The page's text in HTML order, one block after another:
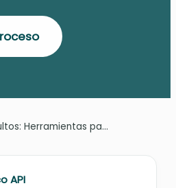
Herramientas pa...
API